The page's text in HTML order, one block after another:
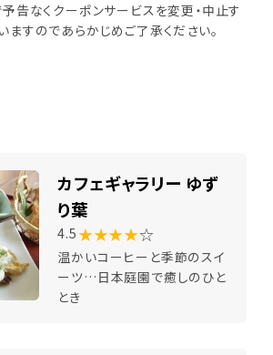
告なくクーポンサービスを変更・中止す
ますのであらかじめご了承ください。
カフェギャラリー ゆず
り葉
4.5 ★★★★☆
温かいコーヒーと季節のスイ
ーツ…日本庭園で癒しのひと
とき